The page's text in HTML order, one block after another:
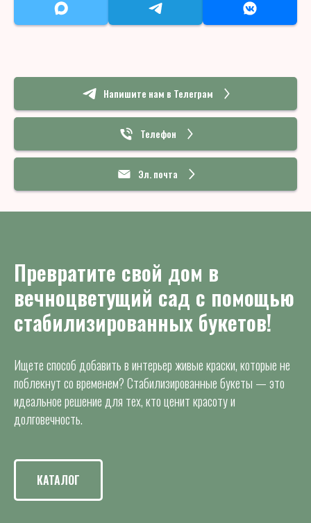
Напишите нам в Телеграм
Телефон
Эл. почта
Превратите свой дом в
вечноцветущий сад с помощью
стабилизированных букетов!
Ищете способ добавить в интерьер живые краски, которые не
поблекнут со временем? Стабилизированные букеты — это
идеальное решение для тех, кто ценит красоту и
долговечность.
КАТАЛОГ